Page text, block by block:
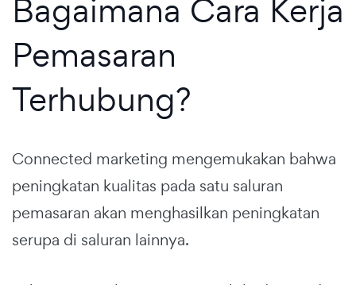
Bagaimana Cara Kerja
Pemasaran
Terhubung?
Connected marketing mengemukakan bahwa
peningkatan kualitas pada satu saluran
pemasaran akan menghasilkan peningkatan
serupa di saluran lainnya.